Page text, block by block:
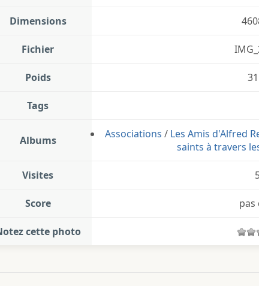
Dimensions
Fichier
Poids
Tags
Albums Associations / Les Amis d'Alfred
saints à travers
Visites
Score pas
cette photo